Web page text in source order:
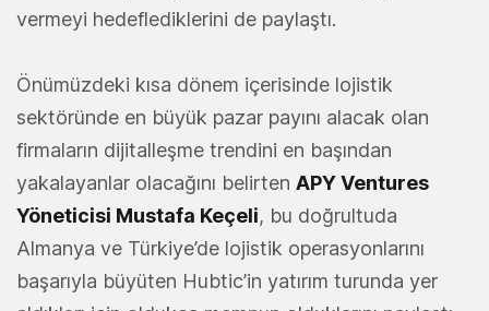
vermeyi hedeflediklerini de paylaştı.
Önümüzdeki kısa dönem içerisinde lojistik
sektöründe en büyük pazar payını alacak olan
firmaların dijitalleşme trendini en başından
yakalayanlar olacağını belirten APY Ventures
Yöneticisi Mustafa Keçeli, bu doğrultuda
Almanya ve Türkiye’de lojistik operasyonlarını
başarıyla büyüten Hubtic’in yatırım turunda yer